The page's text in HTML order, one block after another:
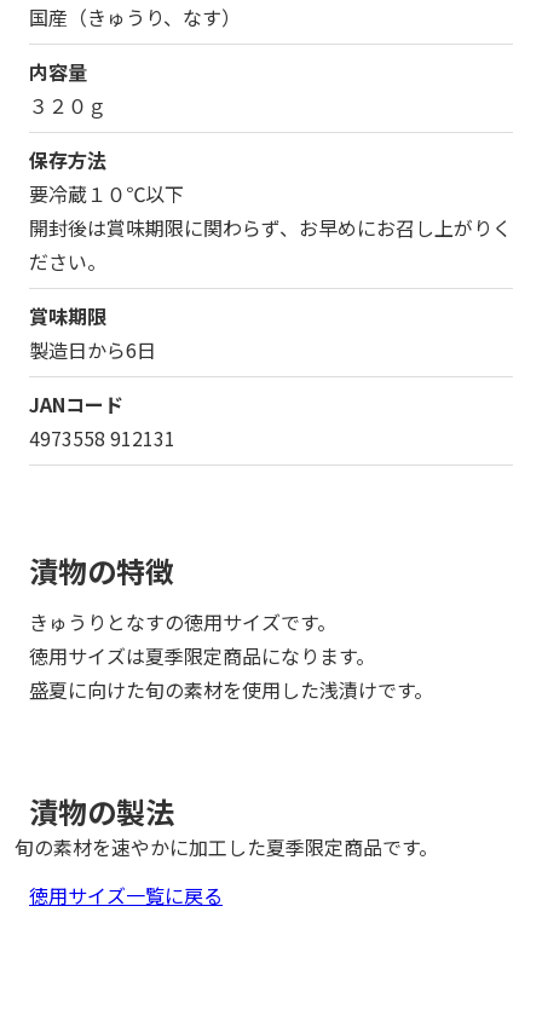
国産（きゅうり、なす）
内容量
３２０ｇ
保存方法
要冷蔵１０℃以下
開封後は賞味期限に関わらず、お早めにお召し上がりく
ださい。
賞味期限
製造日から6日
JANコード
4973558 912131
漬物の特徴
きゅうりとなすの徳用サイズです。
徳用サイズは夏季限定商品になります。
盛夏に向けた旬の素材を使用した浅漬けです。
漬物の製法
旬の素材を速やかに加工した夏季限定商品です。
徳用サイズ一覧に戻る